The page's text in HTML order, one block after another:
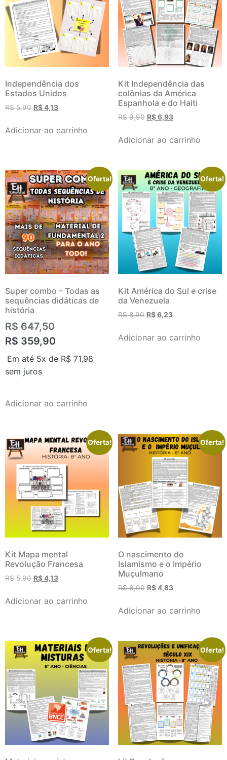
Independência dos
Estados Unidos
R$5,90 R$4,13
Adicionar ao carrinho
Kit Independência das
colônias da América
Espanhola e do Haiti
R$9,90 R$6,93
Adicionar ao carrinho
Oferta!
Super combo – Todas as
sequências didáticas de
história
R$647,50
R$ 359,90
Em até 5x de R$ 71,98
sem juros
Adicionar ao carrinho
Oferta!
Kit América do Sul e crise
da Venezuela
R$8,90 R$6,23
Adicionar ao carrinho
Oferta!
Kit Mapa mental
Revolução Francesa
R$5,90 R$4,13
Adicionar ao carrinho
Oferta!
O nascimento do
Islamismo e o Império
Muçulmano
R$6,90 R$4,83
Adicionar ao carrinho
Oferta! Oferta!